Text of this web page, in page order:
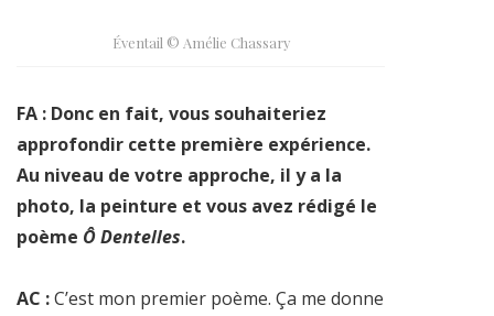
Éventail © Amélie Chassary
FA : Donc en fait, vous souhaiteriez
approfondir cette première expérience.
Au niveau de votre approche, il y a la
photo, la peinture et vous avez rédigé le
poème Ô Dentelles.
AC :C’est mon premier poème. Ça me donne